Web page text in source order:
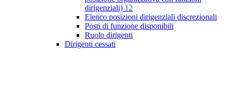
dirigenziali) 12
Elenco posizioni dirigenziali discrezionali
Posti di funzione disponibili
Ruolo dirigenti
Dirigenti cessati